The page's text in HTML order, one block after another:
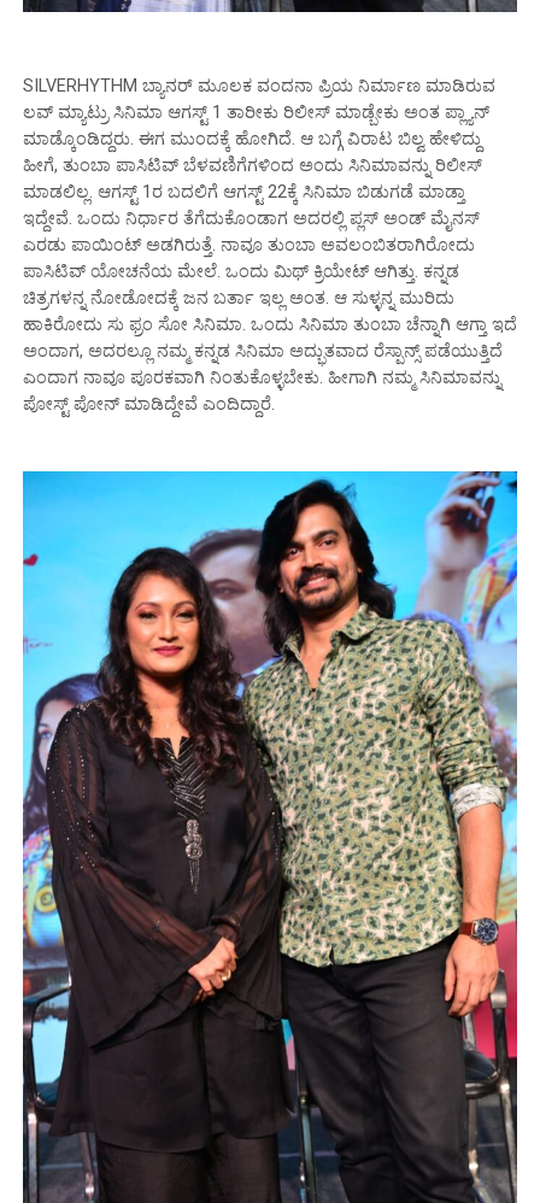
SILVERHYTHM ಬ್ಯಾನರ್ ಮೂಲಕ ವಂದನಾ ಪ್ರಿಯ ನಿರ್ಮಾಣ ಮಾಡಿರುವ
ಲವ್ ಮ್ಯಾಟ್ರು ಸಿನಿಮಾ ಆಗಸ್ಟ್ 1 ತಾರೀಕು ರಿಲೀಸ್ ಮಾಡ್ಬೇಕು ಅಂತ ಪ್ಲ್ಯಾನ್
ಮಾಡ್ಕೊಂಡಿದ್ದರು. ಈಗ ಮುಂದಕ್ಕೆ ಹೋಗಿದೆ. ಆ ಬಗ್ಗೆ ವಿರಾಟ ಬಿಲ್ವ ಹೇಳಿದ್ದು
ಹೀಗೆ, ತುಂಬಾ ಪಾಸಿಟಿವ್ ಬೆಳವಣಿಗೆಗಳಿಂದ ಅಂದು ಸಿನಿಮಾವನ್ನು ರಿಲೀಸ್
ಮಾಡಲಿಲ್ಲ. ಆಗಸ್ಟ್ 1ರ ಬದಲಿಗೆ ಆಗಸ್ಟ್ 22ಕ್ಕೆ ಸಿನಿಮಾ ಬಿಡುಗಡೆ ಮಾಡ್ತಾ
ಇದ್ದೇವೆ. ಒಂದು ನಿರ್ಧಾರ ತೆಗೆದುಕೊಂಡಾಗ ಅದರಲ್ಲಿ ಪ್ಲಸ್ ಅಂಡ್ ಮೈನಸ್
ಎರಡು ಪಾಯಿಂಟ್ ಅಡಗಿರುತ್ತೆ. ನಾವೂ ತುಂಬಾ ಅವಲಂಬಿತರಾಗಿರೋದು
ಪಾಸಿಟಿವ್ ಯೋಚನೆಯ ಮೇಲೆ. ಒಂದು ಮಿಥ್ ಕ್ರಿಯೇಟ್ ಆಗಿತ್ತು. ಕನ್ನಡ
ಚಿತ್ರಗಳನ್ನ ನೋಡೋದಕ್ಕೆ ಜನ ಬರ್ತಾ ಇಲ್ಲ ಅಂತ. ಆ ಸುಳ್ಳನ್ನ ಮುರಿದು
ಹಾಕಿರೋದು ಸು ಫ್ರಂ ಸೋ ಸಿನಿಮಾ. ಒಂದು ಸಿನಿಮಾ ತುಂಬಾ ಚೆನ್ನಾಗಿ ಆಗ್ತಾ ಇದೆ
ಅಂದಾಗ, ಅದರಲ್ಲೂ ನಮ್ಮ ಕನ್ನಡ ಸಿನಿಮಾ ಅದ್ಭುತವಾದ ರೆಸ್ಪಾನ್ಸ್ ಪಡೆಯುತ್ತಿದೆ
ಎಂದಾಗ ನಾವೂ ಪೂರಕವಾಗಿ ನಿಂತುಕೊಳ್ಳಬೇಕು. ಹೀಗಾಗಿ ನಮ್ಮ ಸಿನಿಮಾವನ್ನು
ಪೋಸ್ಟ್ ಪೋನ್ ಮಾಡಿದ್ದೇವೆ ಎಂದಿದ್ದಾರೆ.